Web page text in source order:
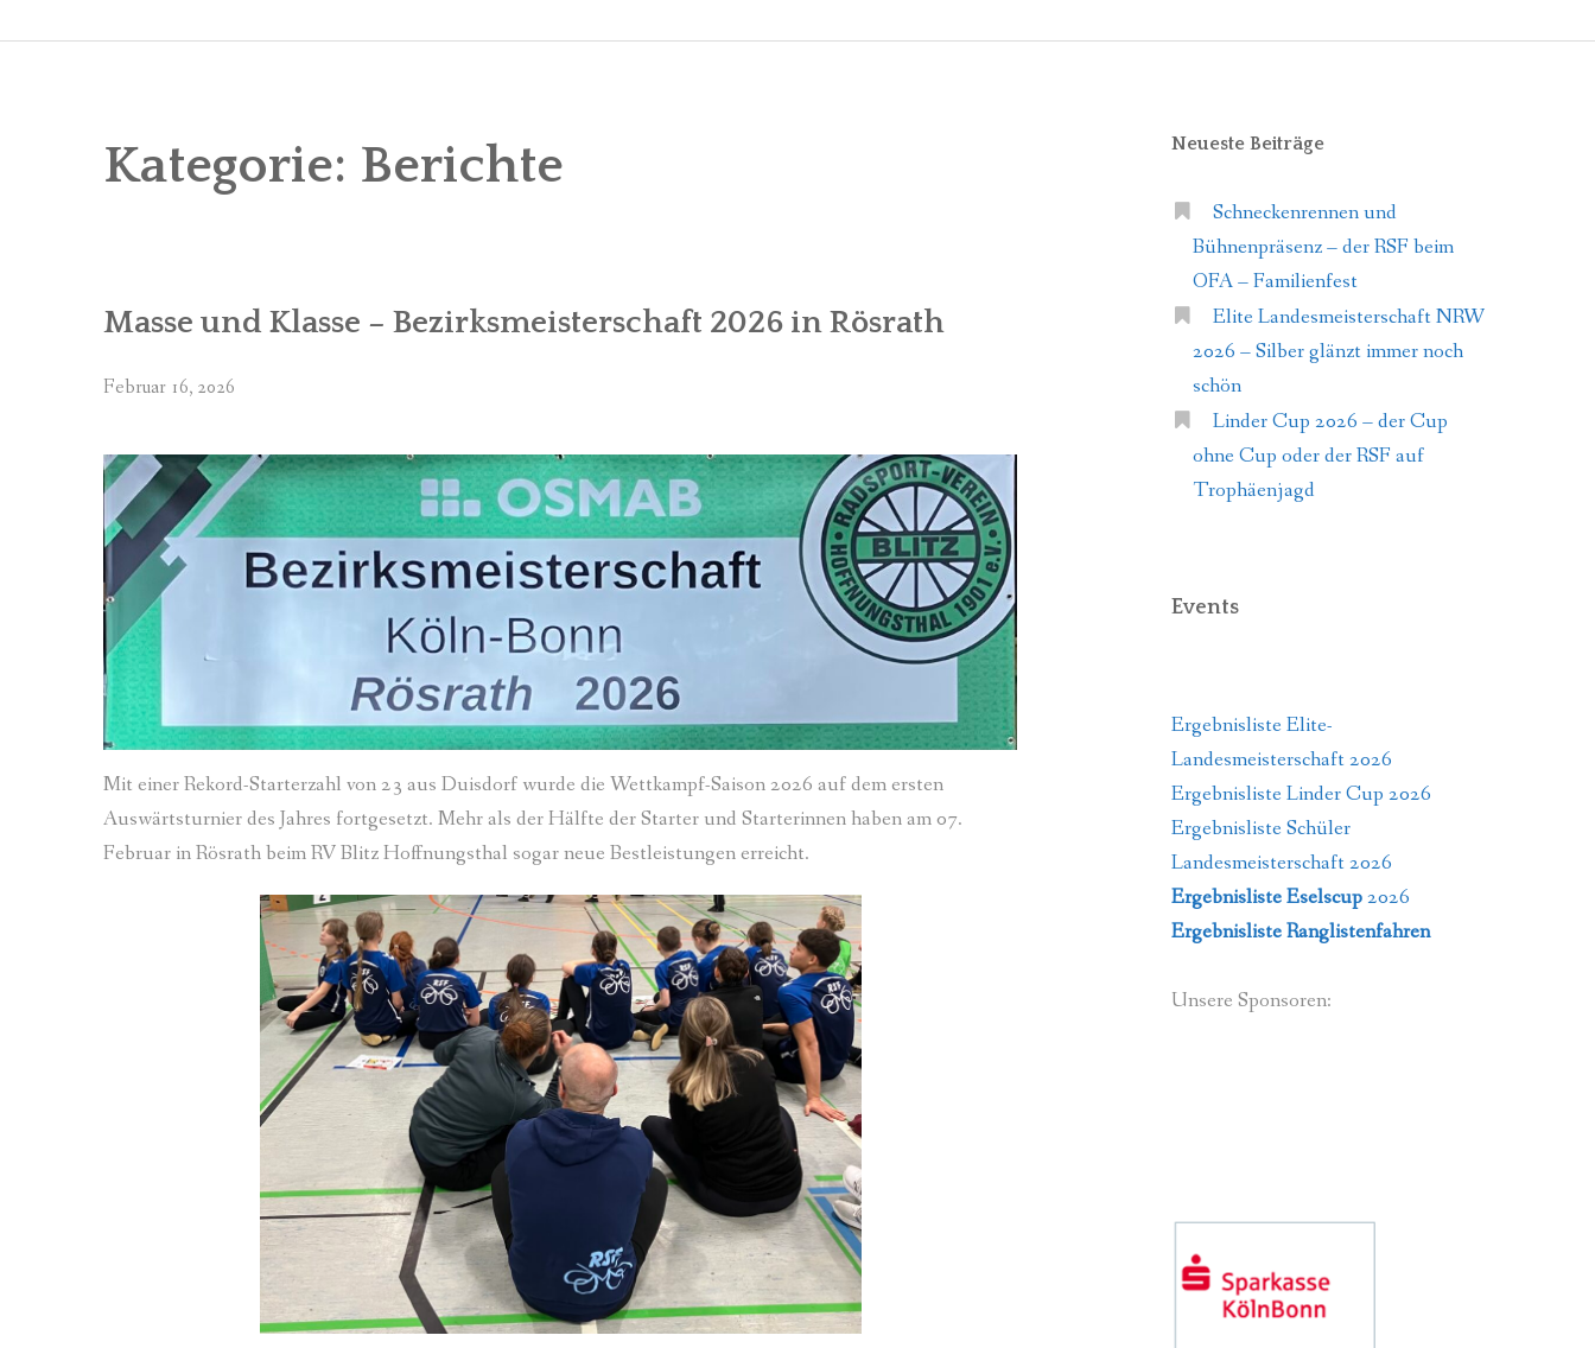
Kategorie: Berichte
Masse und Klasse – Bezirksmeisterschaft 2026 in Rösrath
Februar 16, 2026
Mit einer Rekord-Starterzahl von 23 aus Duisdorf wurde die Wettkampf-Saison 2026 auf dem ersten
Auswärtsturnier des Jahres fortgesetzt. Mehr als der Hälfte der Starter und Starterinnen haben am 07.
Februar in Rösrath beim RV Blitz Hoffnungsthal sogar neue Bestleistungen erreicht.
Neueste Beiträge
Schneckenrennen und
Bühnenpräsenz – der RSF beim
OFA – Familienfest
Elite Landesmeisterschaft NRW
2026 – Silber glänzt immer noch
schön
Linder Cup 2026 – der Cup
ohne Cup oder der RSF auf
Trophäenjagd
Events
Ergebnisliste Elite-
Landesmeisterschaft 2026
Ergebnisliste Linder Cup 2026
Ergebnisliste Schüler
Landesmeisterschaft 2026
Ergebnisliste Eselscup2026
Ergebnisliste Ranglistenfahren
Unsere Sponsoren: